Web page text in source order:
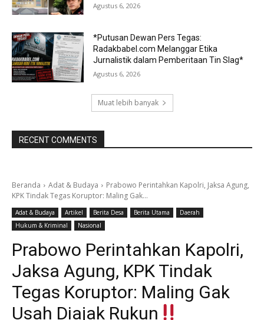
Agustus 6, 2026
*Putusan Dewan Pers Tegas:
Radakbabel.com Melanggar Etika
Jurnalistik dalam Pemberitaan Tin Slag*
Agustus 6, 2026
Muat lebih banyak
RECENT COMMENTS